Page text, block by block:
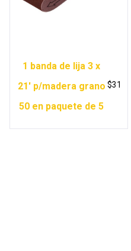
1 banda de lija 3 x
21′ p/madera grano
50 en paquete de 5
$31